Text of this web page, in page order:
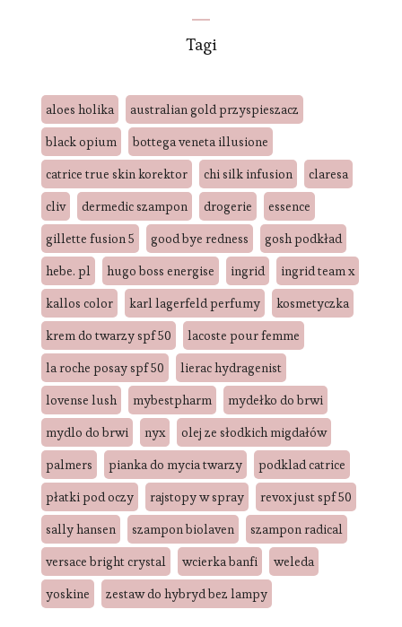
Tagi
aloes holika
australian gold przyspieszacz
black opium
bottega veneta illusione
catrice true skin korektor
chi silk infusion
claresa
cliv
dermedic szampon drogerie
essence
gillette fusion 5
good bye redness
gosh podkład
hebe. pl
hugo boss energise ingrid
ingrid team x
kallos color
karl lagerfeld perfumy
kosmetyczka
krem do twarzy spf 50
lacoste pour femme
la roche posay spf 50
lierac hydragenist
lovense lush
mybestpharm
mydełko do brwi
mydlo do brwi
nyx
olej ze słodkich migdałów
palmers
pianka do mycia twarzy
podklad catrice
płatki pod oczy
rajstopy w spray
revox just spf 50
sally hansen
szampon biolaven
szampon radical
versace bright crystal
wcierka banfi
weleda
yoskine
zestaw do hybryd bez lampy